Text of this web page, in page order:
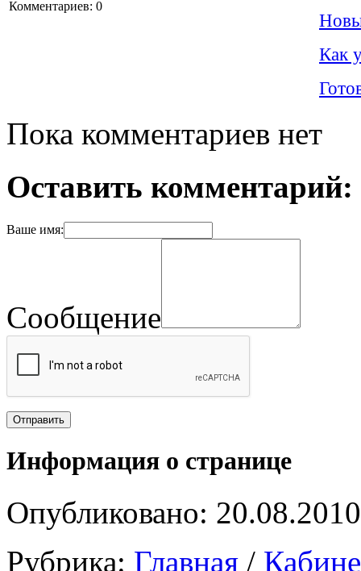
Комментариев: 0
Как
Пока комментариев нет
Оставить комментарий:
Ваше имя:
Сообщение
Информация о странице
Опубликовано: 20.08.2010
Рубрика: Главная /